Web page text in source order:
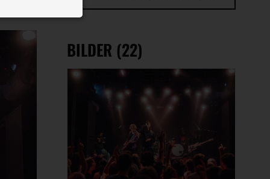
BILDER (22)
auf Ihrem